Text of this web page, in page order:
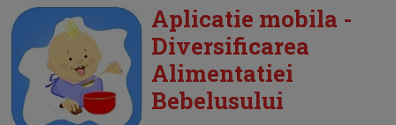
Aplicatie mobila -
Diversificarea
Alimentatiei
Bebelusului